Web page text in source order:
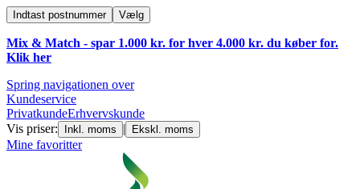
Indtast postnummer Vælg
Mix & Match - spar 1.000 kr. for hver 4.000 kr. du køber for.
Klik her
Spring navigationen over
Kundeservice
PrivatkundeErhvervskunde
Vis priser:
Inkl. moms | Ekskl. moms
Mine favoritter